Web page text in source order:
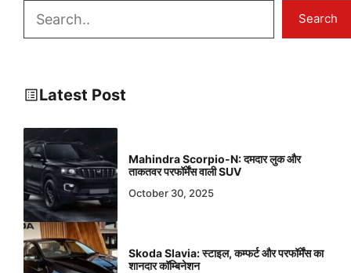
Search
Search
Latest Post
Mahindra Scorpio-N: दमदार लुक और
ताकतवर परफॉर्मेंस वाली SUV
October 30, 2025
Skoda Slavia: स्टाइल, कम्फर्ट और परफॉर्मेंस का
शानदार कॉम्बिनेशन